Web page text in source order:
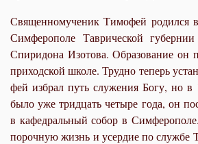
Свя­щен­но­му­че­ник Ти­мо­фей ро­дил­ся
Сим­фе­ро­по­ле Та­ври­че­ской
Спи­ри­до­на Изо­то­ва. Об­ра­зо­ва­ние он
при­ход­ской шко­ле. Труд­но те­перь
фей из­брал путь слу­же­ния Бо­гу, но в
бы­ло уже трид­цать че­ты­ре го­да, он
в ка­фед­раль­ный со­бор в
по­роч­ную жизнь и усер­дие по